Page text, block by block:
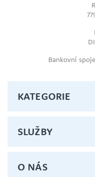
Bankovní
KATEGORIE
SLUŽBY
O NÁS